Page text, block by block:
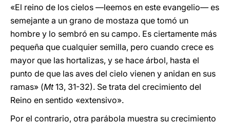
«El reino de los cielos ―leemos en este evangelio― es
semejante a un grano de mostaza que tomó un
hombre y lo sembró en su campo. Es ciertamente más
pequeña que cualquier semilla, pero cuando crece es
mayor que las hortalizas, y se hace árbol, hasta el
punto de que las aves del cielo vienen y anidan en sus
ramas» (Mt13, 31-32). Se trata del crecimiento del
Reino en sentido «extensivo».
Por el contrario, otra parábola muestra su crecimiento